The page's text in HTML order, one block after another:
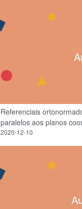
Referenciais
paralelos aos planos
2020-12-10